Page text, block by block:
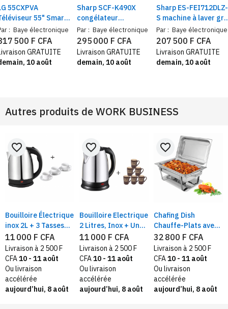
55CXPVA
55" Smart
ultra HD, OLED,
: Baye électronique
500 F CFA
GRATUITE
10 août
Sharp SCF-K490X
congélateur
horizontal gris 500
Litres classe A+
Par : Baye électronique
295 000 F CFA
Livraison GRATUITE
demain, 10 août
Sharp ES-FEI712DLZ-
S machine à laver
7Kg – lave-linge
performant,
économique et
pratique
Par : Baye électronique
207 500 F CFA
Livraison GRATUITE
demain, 10 août
Autres produits deWORK BUSINESS
Bouilloire Électrique
inox 2L + 3 Tasses
Offertes avec Sous-
Tasses
favorite_border
11 000 F CFA
Livraison à 2 500 F
CFA10 - 11 août
Ou livraison
accélérée
aujourd’hui, 8 août
Bouilloire Electrique
2 Litres, Inox + Un
lot de 6 tasses café
offert
favorite_border
11 000 F CFA
Livraison à 2 500 F
CFA10 - 11 août
Ou livraison
accélérée
aujourd’hui, 8 août
Chafing Dish
Chauffe-Plats avec
Bac à eau, Acier
inoxydable, 11 Litres
favorite_border
32 800 F CFA
Livraison à 2 500 F
CFA10 - 11 août
Ou livraison
accélérée
aujourd’hui, 8 août